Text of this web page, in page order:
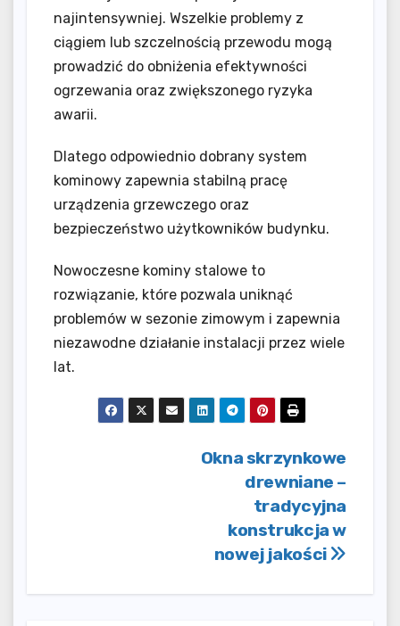
najintensywniej. Wszelkie problemy z
ciągiem lub szczelnością przewodu mogą
prowadzić do obniżenia efektywności
ogrzewania oraz zwiększonego ryzyka
awarii.
Dlatego odpowiednio dobrany system
kominowy zapewnia stabilną pracę
urządzenia grzewczego oraz
bezpieczeństwo użytkowników budynku.
Nowoczesne kominy stalowe to
rozwiązanie, które pozwala uniknąć
problemów w sezonie zimowym i zapewnia
niezawodne działanie instalacji przez wiele
lat.
NawigacjaOkna skrzynkowe
drewniane –
tradycyjna
konstrukcja w
nowej jakości